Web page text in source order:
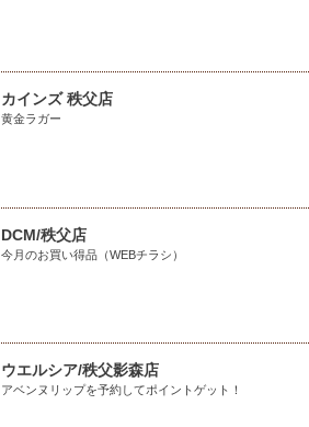
カインズ 秩父店
黄金ラガー
DCM/秩父店
今月のお買い得品（WEBチラシ）
ウエルシア/秩父影森店
アベンヌリップを予約してポイントゲット！